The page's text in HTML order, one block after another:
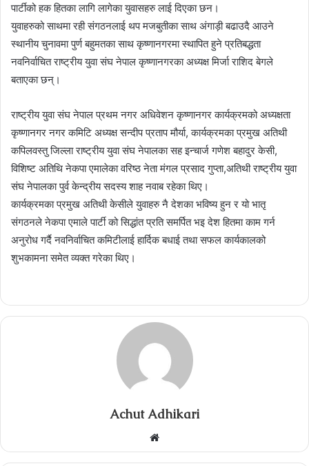
पार्टीको हक हितका लागि लागेका युवासहरु लाई दिएका छन।
युवाहरुको साथमा रही संगठनलाई थप मजबुतीका साथ अंगाड़ी बढाउदै आउने
स्थानीय चुनावमा पुर्ण बहुमतका साथ कृष्णानगरमा स्थापित हुने प्रतिबद्धता
नवनिर्वाचित राष्ट्रीय युवा संघ नेपाल कृष्णानगरका अध्यक्ष मिर्जा राशिद बेगले
बताएका छन्।
राष्ट्रीय युवा संघ नेपाल प्रथम नगर अधिवेशन कृष्णानगर कार्यक्रमको अध्यक्षता
कृष्णानगर नगर कमिटि अध्यक्ष सन्दीप प्रताप मौर्या, कार्यक्रमका प्रमुख अतिथी
कपिलवस्तु जिल्ला राष्ट्रीय युवा संघ नेपालका सह इन्चार्ज गणेश बहादुर केसी,
विशिष्ट अतिथि नेकपा एमालेका वरिष्ठ नेता मंगल प्रसाद गुप्ता,अतिथी राष्ट्रीय युवा
संघ नेपालका पुर्व केन्द्रीय सदस्य शाह नवाब रहेका थिए।
कार्यक्रमका प्रमुख अतिथी केसीले युवाहरु नै देशका भविष्य हुन र यो भातृ
संगठनले नेकपा एमाले पार्टी को सिद्धांत प्रति समर्पित भइ देश हितमा काम गर्न
अनुरोध गर्दै नवनिर्वाचित कमिटीलाई हार्दिक बधाई तथा सफल कार्यकालको
शुभकामना समेत व्यक्त गरेका थिए।
Achut Adhikari
Website